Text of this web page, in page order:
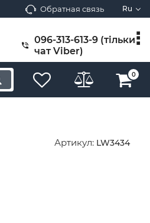
Обратная связь Ru
096-313-613-9 (тільки
чат Viber)
0
Артикул: LW3434